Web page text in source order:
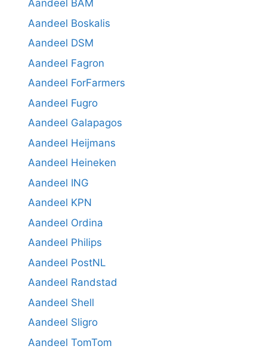
Aandeel BAM
Aandeel Boskalis
Aandeel DSM
Aandeel Fagron
Aandeel ForFarmers
Aandeel Fugro
Aandeel Galapagos
Aandeel Heijmans
Aandeel Heineken
Aandeel ING
Aandeel KPN
Aandeel Ordina
Aandeel Philips
Aandeel PostNL
Aandeel Randstad
Aandeel Shell
Aandeel Sligro
Aandeel TomTom